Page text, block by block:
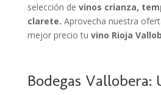
selección de vinos crianza,
clarete. Aprovecha nuestra
mejor precio tu vino Rioja
Bodegas Vallobera: